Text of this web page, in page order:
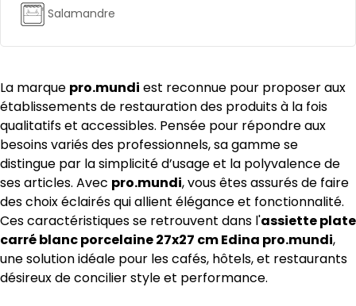
Salamandre
La marque pro.mundi est reconnue pour proposer aux
établissements de restauration des produits à la fois
qualitatifs et accessibles. Pensée pour répondre aux
besoins variés des professionnels, sa gamme se
distingue par la simplicité d’usage et la polyvalence de
ses articles. Avec pro.mundi, vous êtes assurés de faire
des choix éclairés qui allient élégance et fonctionnalité.
Ces caractéristiques se retrouvent dans l'assiette plate
carré blanc porcelaine 27x27 cm Edina pro.mundi,
une solution idéale pour les cafés, hôtels, et restaurants
désireux de concilier style et performance.